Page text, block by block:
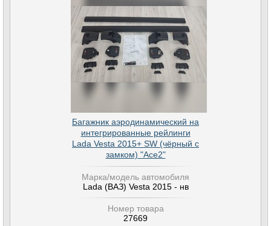
Багажник аэродинамический на
интегрированные рейлинги
Lada Vesta 2015+ SW (чёрный с
замком) "Ace2"
Марка/модель автомобиля
Lada (ВАЗ) Vesta 2015 - нв
Номер товара
27669